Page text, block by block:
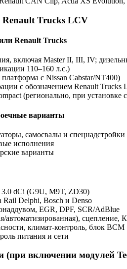
Renault Trucks LCV
Renault Trucks
включая Master II, III, IV;
110–160 л.с.)
с Nissan Cabstar/NT400)
с обозначением Renault
(регионально, при установке
варианты
самосвалы и спецнадстройки
исполнения
варианты
dCi (G9U, M9T, ZD30)
Delphi, Bosch и Denso
EGR, DPF, SCR/AdBlue
автоматизированная),
климат-контроль, блок BCM
питания и сети
включении модулей